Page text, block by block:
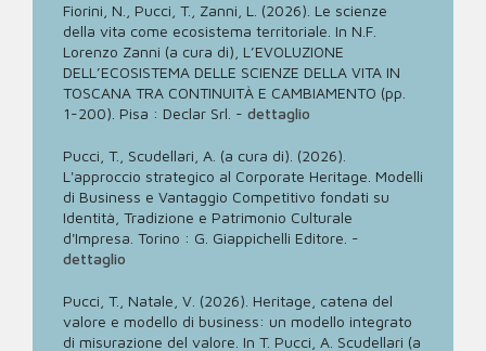
Fiorini, N., Pucci, T., Zanni, L. (2026). Le scienze
della vita come ecosistema territoriale. In N.F.
Lorenzo Zanni (a cura di), L’EVOLUZIONE
DELL’ECOSISTEMA DELLE SCIENZE DELLA VITA IN
TOSCANA TRA CONTINUITÀ E CAMBIAMENTO (pp.
1-200). Pisa : Declar Srl. - dettaglio
Pucci, T., Scudellari, A. (a cura di). (2026).
L'approccio strategico al Corporate Heritage. Modelli
di Business e Vantaggio Competitivo fondati su
Identità, Tradizione e Patrimonio Culturale
d'Impresa. Torino : G. Giappichelli Editore. -
dettaglio
Pucci, T., Natale, V. (2026). Heritage, catena del
valore e modello di business: un modello integrato
di misurazione del valore. In T. Pucci, A. Scudellari (a